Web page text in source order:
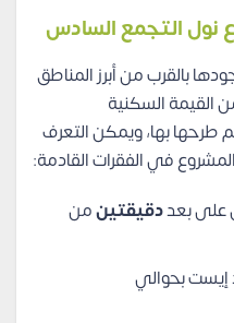
نول التجمع السادس
بالقرب من أبرز المناطق
القيمة السكنية
طرحها بها، ويمكن التعرف
في الفقرات القادمة:
على بعددقيقتينمن